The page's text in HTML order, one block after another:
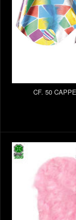
CF. 50